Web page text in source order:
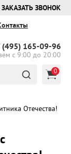
×
ЗАКАЗАТЬ ЗВОНОК
(495) 165-09-96
с 9:00 до 20:00
0
Отечества!